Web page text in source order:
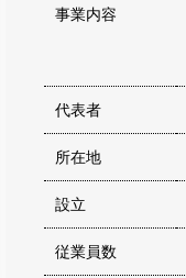
事業内容
代表者
所在地
設立
従業員数